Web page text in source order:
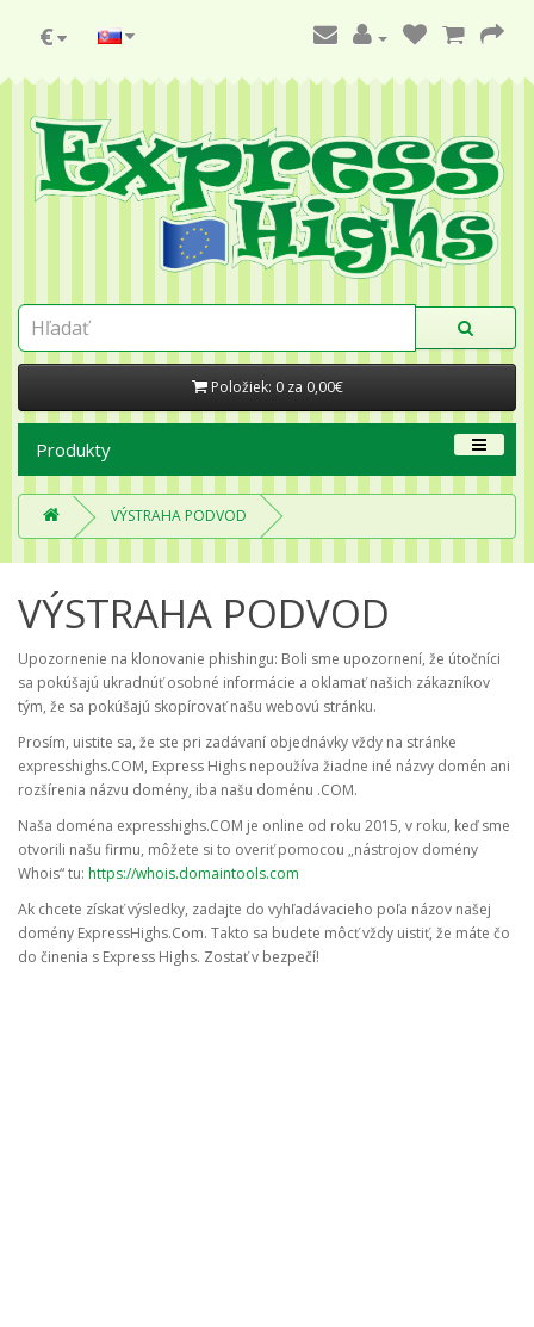
€
Položiek: 0 za 0,00€
Produkty
VÝSTRAHA PODVOD
VÝSTRAHA PODVOD
Upozornenie na klonovanie phishingu: Boli sme upozornení, že útočníci
sa pokúšajú ukradnúť osobné informácie a oklamať našich zákazníkov
tým, že sa pokúšajú skopírovať našu webovú stránku.
Prosím, uistite sa, že ste pri zadávaní objednávky vždy na stránke
expresshighs.COM, Express Highs nepoužíva žiadne iné názvy domén ani
rozšírenia názvu domény, iba našu doménu .COM.
Naša doména expresshighs.COM je online od roku 2015, v roku, keď sme
otvorili našu firmu, môžete si to overiť pomocou „nástrojov domény
Whois“ tu: https://whois.domaintools.com
Ak chcete získať výsledky, zadajte do vyhľadávacieho poľa názov našej
domény ExpressHighs.Com. Takto sa budete môcť vždy uistiť, že máte čo
do činenia s Express Highs. Zostať v bezpečí!